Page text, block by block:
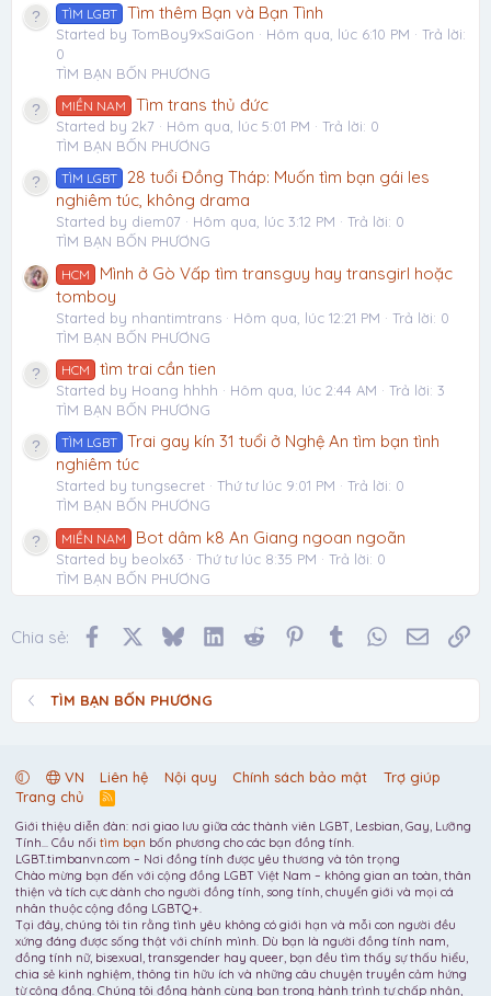
TÌM LGBT Tìm thêm Bạn và Bạn Tình
Started by TomBoy9xSaiGon Hôm qua, lúc 6:10 PM
Trả lời:
0
TÌM BẠN BỐN PHƯƠNG
MIỀN NAM Tìm trans thủ đức
Started by 2k7 Hôm qua, lúc 5:01 PM
Trả lời: 0
TÌM BẠN BỐN PHƯƠNG
TÌM LGBT
28 tuổi Đồng Tháp: Muốn tìm bạn gái les
nghiêm túc, không drama
Started by diem07 Hôm qua, lúc 3:12 PM
Trả lời: 0
TÌM BẠN BỐN PHƯƠNG
HCM
Mình ở Gò Vấp tìm transguy hay transgirl hoặc
tomboy
Started by nhantimtrans Hôm qua, lúc 12:21 PM
Trả lời: 0
TÌM BẠN BỐN PHƯƠNG
HCM tìm trai cần tien
Started by Hoang hhhh Hôm qua, lúc 2:44 AM
Trả lời: 3
TÌM BẠN BỐN PHƯƠNG
TÌM LGBT
Trai gay kín 31 tuổi ở Nghệ An tìm bạn tình
nghiêm túc
Started by tungsecret Thứ tư lúc 9:01 PM
Trả lời: 0
TÌM BẠN BỐN PHƯƠNG
MIỀN NAM Bot dâm k8 An Giang ngoan ngoãn
Started by beolx63 Thứ tư lúc 8:35 PM
Trả lời: 0
TÌM BẠN BỐN PHƯƠNG
Chia sẻ: FacebookBlueskyLinkedInReddit PinterestTumblrWhatsApp
Email
TÌM BẠN BỐN PHƯƠNG
VN Liên hệ Nội quy Chính sách bảo mật
Trợ giúp
Trang chủ
R
S
S
Giới thiệu diễn đàn: nơi giao lưu giữa các thành viên LGBT, Lesbian, Gay, Lưỡng
Tính... Cầu nối tìm bạn bốn phương cho các bạn đồng tính.
LGBT.timbanvn.com – Nơi đồng tính được yêu thương và tôn trọng
Chào mừng bạn đến với cộng đồng LGBT Việt Nam – không gian an toàn, thân
thiện và tích cực dành cho người đồng tính, song tính, chuyển giới và mọi cá
nhân thuộc cộng đồng LGBTQ+.
Tại đây, chúng tôi tin rằng tình yêu không có giới hạn và mỗi con người đều
xứng đáng được sống thật với chính mình. Dù bạn là người đồng tính nam,
đồng tính nữ, bisexual, transgender hay queer, bạn đều tìm thấy sự thấu hiểu,
chia sẻ kinh nghiệm, thông tin hữu ích và những câu chuyện truyền cảm hứng
từ cộng đồng. Chúng tôi đồng hành cùng bạn trong hành trình tự chấp nhận,